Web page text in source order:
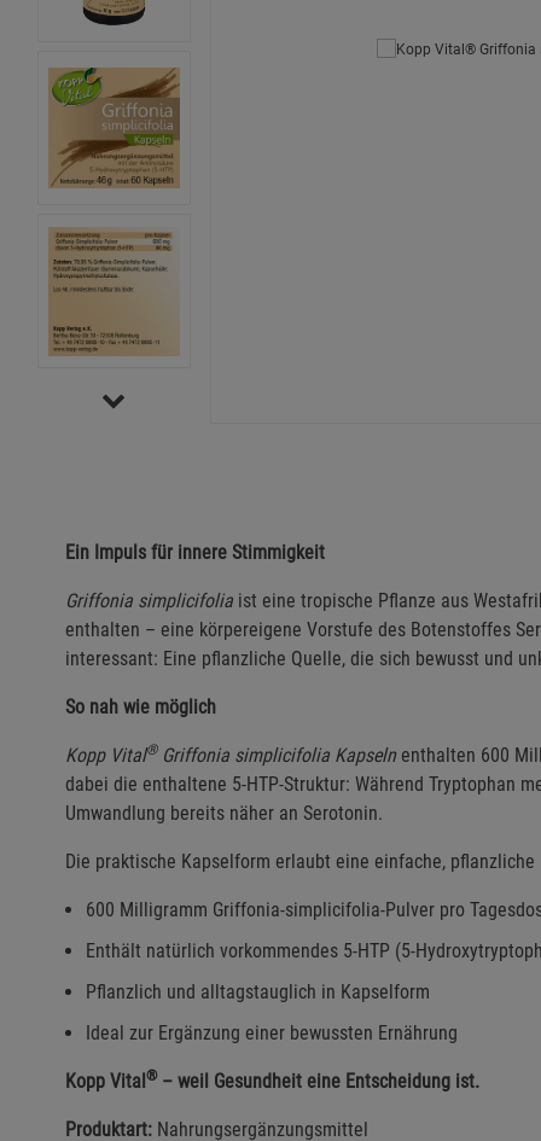
Ein Impuls für innere Stimmigkeit
Griffonia simplicifolia ist eine tropische Pflanze aus
enthalten – eine körpereigene Vorstufe des Botenstoffes
interessant: Eine pflanzliche Quelle, die sich bewusst und
So nah wie möglich
Kopp Vital®Griffonia simplicifolia Kapseln enthalten 600
dabei die enthaltene 5-HTP-Struktur: Während Tryptophan
Umwandlung bereits näher an Serotonin.
Die praktische Kapselform erlaubt eine einfache,
600 Milligramm Griffonia-simplicifolia-Pulver pro
Enthält natürlich vorkommendes 5-HTP (5-
Pflanzlich und alltagstauglich in Kapselform
Ideal zur Ergänzung einer bewussten Ernährung
Kopp Vital®– weil Gesundheit eine Entscheidung ist.
Produktart: Nahrungsergänzungsmittel